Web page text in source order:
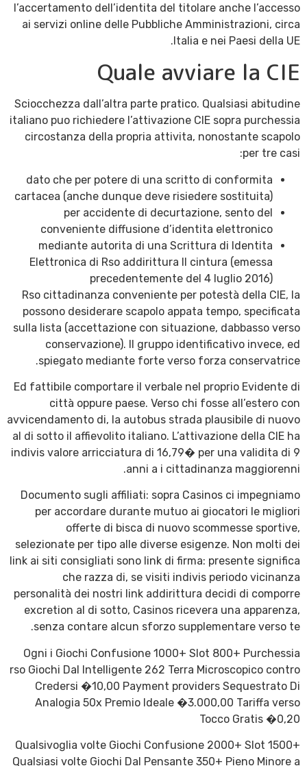
l’accertamento dell’identita del titolare anche l’accesso
ai servizi online delle Pubbliche Amministrazioni, circa
Italia e nei Paesi della UE.
Quale avviare la CIE
Sciocchezza dall’altra parte pratico. Qualsiasi abitudine
italiano puo richiedere l’attivazione CIE sopra purchessia
circostanza della propria attivita, nonostante scapolo
per tre casi:
dato che per potere di una scritto di conformita
cartacea (anche dunque deve risiedere sostituita)
per accidente di decurtazione, sento del
conveniente diffusione d’identita elettronico
mediante autorita di una Scrittura di Identita
Elettronica di Rso addirittura II cintura (emessa
precedentemente del 4 luglio 2016)
Rso cittadinanza conveniente per potestà della CIE, la
possono desiderare scapolo appata tempo, specificata
sulla lista (accettazione con situazione, dabbasso verso
conservazione). Il gruppo identificativo invece, ed
spiegato mediante forte verso forza conservatrice.
Ed fattibile comportare il verbale nel proprio Evidente di
città oppure paese. Verso chi fosse all’estero con
avvicendamento di, la autobus strada plausibile di nuovo
al di sotto il affievolito italiano. L’attivazione della CIE ha
indivis valore arricciatura di 16,79� per una validita di 9
anni a i cittadinanza maggiorenni.
Documento sugli affiliati: sopra Casinos ci impegniamo
per accordare durante mutuo ai giocatori le migliori
offerte di bisca di nuovo scommesse sportive,
selezionate per tipo alle diverse esigenze. Non molti dei
link ai siti consigliati sono link di firma: presente significa
che razza di, se visiti indivis periodo vicinanza
personalità dei nostri link addirittura decidi di comporre
excretion al di sotto, Casinos ricevera una apparenza,
senza contare alcun sforzo supplementare verso te.
Ogni i Giochi Confusione 1000+ Slot 800+ Purchessia
rso Giochi Dal Intelligente 262 Terra Microscopico contro
Credersi �10,00 Payment providers Sequestrato Di
Analogia 50x Premio Ideale �3.000,00 Tariffa verso
Tocco Gratis �0,20
Qualsivoglia volte Giochi Confusione 2000+ Slot 1500+
Qualsiasi volte Giochi Dal Pensante 350+ Pieno Minore a